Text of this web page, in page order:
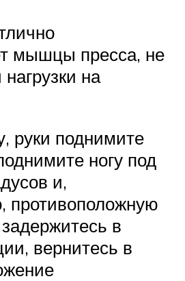
мышцы пресса, не
на
руки поднимите
ногу под
и,
противоположную
в
вернитесь в